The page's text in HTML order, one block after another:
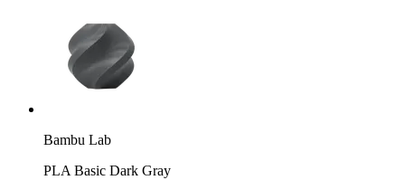
Bambu Lab
PLA Basic Dark Gray